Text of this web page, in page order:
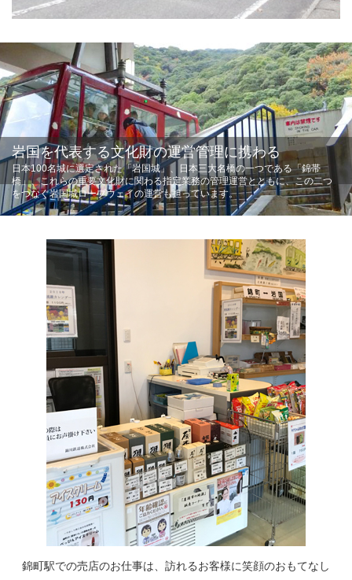
岩国を代表する文化財の運営管理に携わる
日本100名城に選定された「岩国城」、日本三大名橋の一つである「錦帯
橋」、これらの重要文化財に関わる指定業務の管理運営とともに、この二つ
をつなぐ岩国城ロープウェイの運営も担っています。
錦町駅での売店のお仕事は、訪れるお客様に笑顔のおもてなし